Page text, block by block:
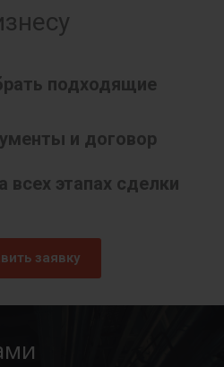
подходящие
и договор
этапах сделки
заявку